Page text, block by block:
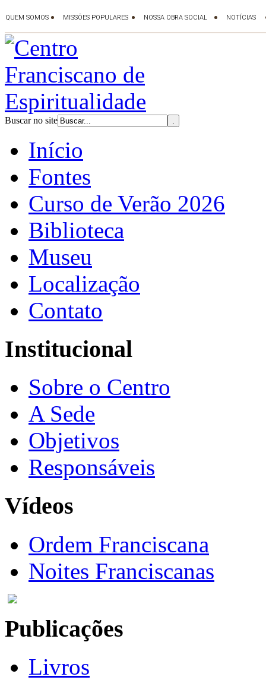
Buscar no site
Início
Fontes
Curso de Verão 2026
Biblioteca
Museu
Localização
Contato
Institucional
Sobre o Centro
A Sede
Objetivos
Responsáveis
Vídeos
Ordem Franciscana
Noites Franciscanas
Publicações
Livros